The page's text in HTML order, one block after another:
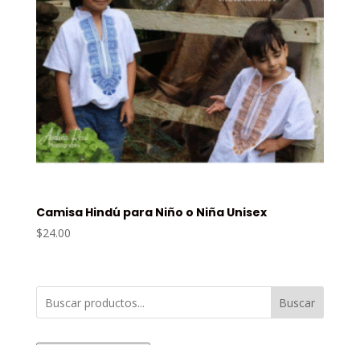
Camisa Hindú para Niño o Niña Unisex
$24.00
Buscar